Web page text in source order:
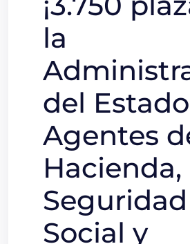
la
del
Agentes
Hacienda,
Seguridad
Social y